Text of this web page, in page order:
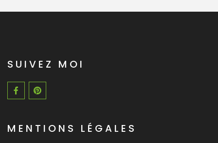
SUIVEZ MOI
MENTIONS LÉGALES